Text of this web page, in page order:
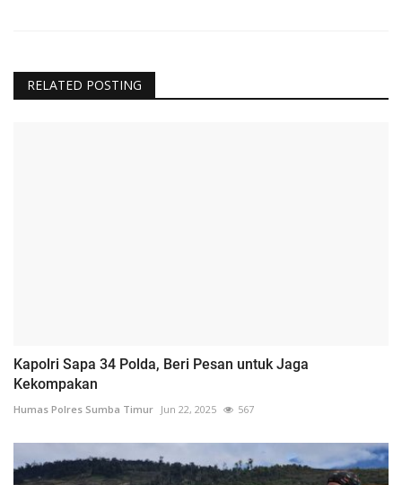
RELATED POSTING
Kapolri Sapa 34 Polda, Beri Pesan untuk Jaga
Kekompakan
Humas Polres Sumba Timur Jun 22, 2025 567